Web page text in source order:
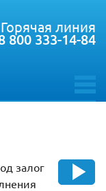
toggle
Горячая линия
800 333-14-84
залог